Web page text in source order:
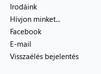
Irodáink
Hívjon minket...
Facebook
E-mail
Visszaélés bejelentés